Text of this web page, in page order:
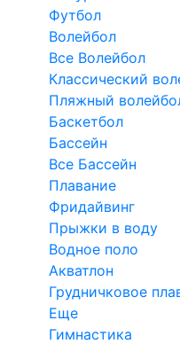
Футбол
Волейбол
Все Волейбол
Классический
Пляжный
Баскетбол
Бассейн
Все Бассейн
Плавание
Фридайвинг
Прыжки в воду
Водное поло
Акватлон
Грудничковое
Еще
Гимнастика